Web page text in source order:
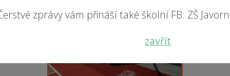
zprávy vám přináší také školní FB: ZŠ
zavřít